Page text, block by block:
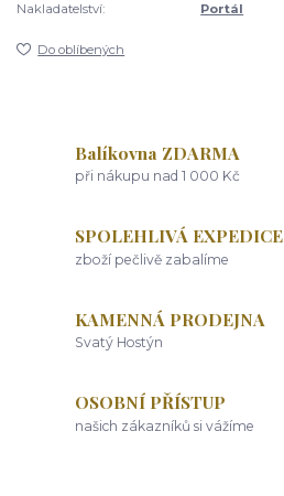
Nakladatelství:
Portál
Do oblíbených
Balíkovna ZDARMA
při nákupu nad 1 000 Kč
SPOLEHLIVÁ EXPEDICE
zboží pečlivě zabalíme
KAMENNÁ PRODEJNA
Svatý Hostýn
OSOBNÍ PŘÍSTUP
našich zákazníků si vážíme